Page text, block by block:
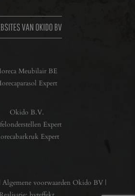
VAN OKIDO BV
Meubilair BE
Expert
Okido B.V.
Expert
Expert
Algemene voorwaarden Okido BV |